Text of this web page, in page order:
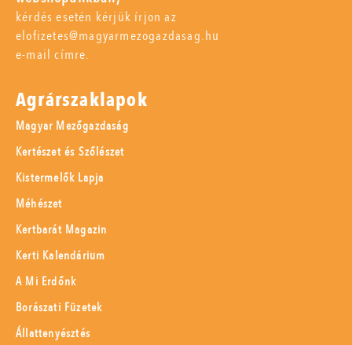
kérdés esetén kérjük írjon az
elofizetes@magyarmezogazdasag.hu
e-mail címre.
Agrárszaklapok
Magyar Mezőgazdaság
Kertészet és Szőlészet
Kistermelők Lapja
Méhészet
Kertbarát Magazin
Kerti Kalendárium
A Mi Erdőnk
Borászati Füzetek
Állattenyésztés